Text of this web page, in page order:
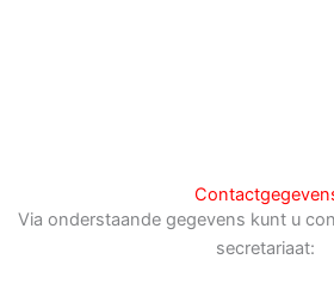
Via onderstaande gegevens kunt u
secretariaat: